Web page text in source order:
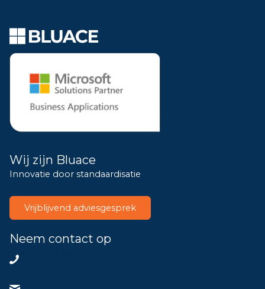
Wij zijn Bluace
Innovatie door standaardisatie
Vrijblijvend adviesgesprek
Neem contact op